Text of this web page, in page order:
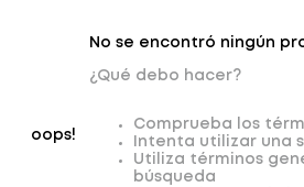
oops!
No se encontró ningún
¿Qué debo hacer?
Comprueba los
Intenta utilizar una
Utiliza términos
búsqueda